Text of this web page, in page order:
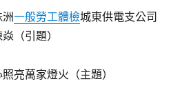
洲一般勞工體檢城東供電支公司
（引題）
亮萬家燈火（主題）